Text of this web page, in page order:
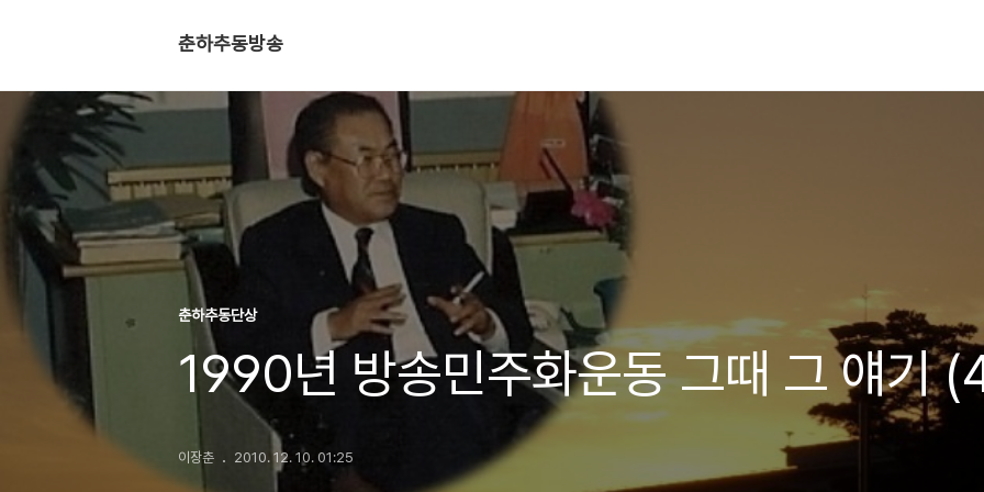
춘하추동방송
춘하추동단상
1990년 방송민주화운동 그때 그 얘기
이장춘 2010. 12. 10. 01:25